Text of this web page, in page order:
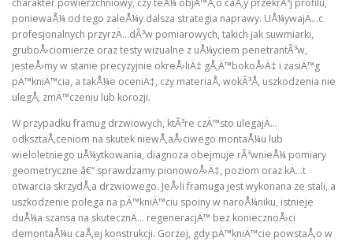
poniewaÅ¼ od tego zaleÅ¼y dalsza strategia naprawy. UÅ¼ywajÄ…c
profesjonalnych przyrzÄ…dÃ³w pomiarowych, takich jak suwmiarki,
gruboÅ›ciomierze oraz testy wizualne z uÅ¼yciem penetrantÃ³w,
jesteÅ›my w stanie precyzyjnie okreÅ›liÄ‡ gÅ‚Ä™bokoÅ›Ä‡ i zasiÄ™g
pÄ™kniÄ™cia, a takÅ¼e oceniÄ‡, czy materiaÅ‚ wokÃ³Å‚ uszkodzenia nie
ulegÅ‚ zmÄ™czeniu lub korozji.
W przypadku framug drzwiowych, ktÃ³re czÄ™sto ulegajÄ…
odksztaÅ‚ceniom na skutek niewÅ‚aÅ›ciwego montaÅ¼u lub
wieloletniego uÅ¼ytkowania, diagnoza obejmuje rÃ³wnieÅ¼ pomiary
geometryczne â€“ sprawdzamy pionowoÅ›Ä‡, poziom oraz kÄ…t
otwarcia skrzydÅ‚a drzwiowego. JeÅ›li framuga jest wykonana ze stali, a
uszkodzenie polega na pÄ™kniÄ™ciu spoiny w naroÅ¼niku, istnieje
duÅ¼a szansa na skutecznÄ… regeneracjÄ™ bez koniecznoÅ›ci
demontaÅ¼u caÅ‚ej konstrukcji. Gorzej, gdy pÄ™kniÄ™cie powstaÅ‚o w